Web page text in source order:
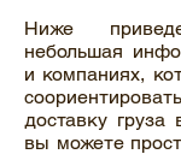
Ниже
небольшая
и компаниях,
доставку
вы можете